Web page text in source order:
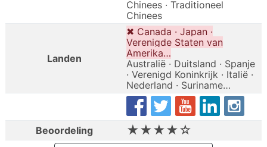
Chinees · Traditioneel
Chinees
Landen
✖ Canada · Japan ·
Verenigde Staten van
Amerika…
Australië · Duitsland · Spanje
· Verenigd Koninkrijk · Italië ·
Nederland · Suriname…
Beoordeling ★★★★☆